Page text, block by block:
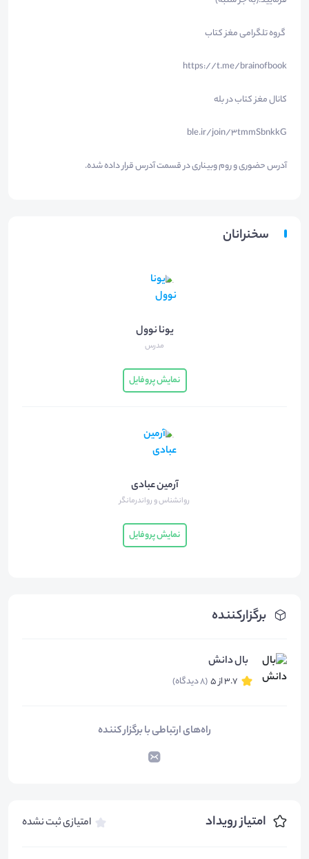
برگزارکننده
بال دانش
3.7 از 5 (8 دیدگاه)
راه‌های ارتباطی با برگزار کننده
امتیاز رویداد امتیازی ثبت نشده
گروه تلگرامی مغز کتاب
https://t.me/brainofbook
کانال مغز کتاب در بله
ble.ir/join/3tmmSbnkkG
آدرس حضوری و روم وبیناری در قسمت آدرس قرار داده شده.
سخنرانان
یونا نوول
مدرس
نمایش پروفایل
آرمین عبادی
روانشناس و رواندرمانگر
نمایش پروفایل